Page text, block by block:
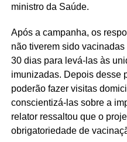
ministro da Saúde.
Após a campanha, os
não tiverem sido
30 dias para levá-las às
imunizadas. Depois desse
poderão fazer visitas
conscientizá-las sobre a
relator ressaltou que o
obrigatoriedade de